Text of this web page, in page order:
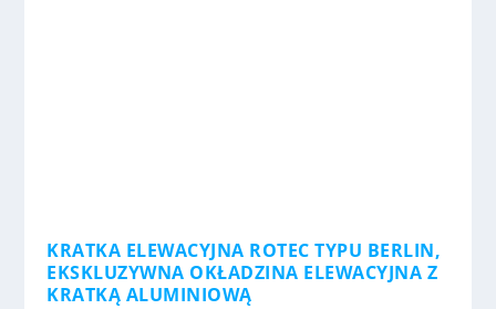
KRATKA ELEWACYJNA ROTEC TYPU BERLIN,
EKSKLUZYWNA OKŁADZINA ELEWACYJNA Z
KRATKĄ ALUMINIOWĄ